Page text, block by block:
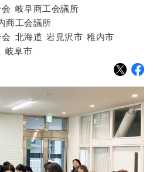
岐阜商工会議所
商工会議所
北海道 岩見沢市 稚内市
岐阜市